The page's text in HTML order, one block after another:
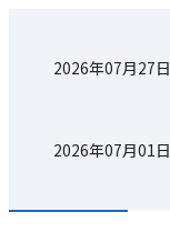
2026年07月27日
2026年07月01日